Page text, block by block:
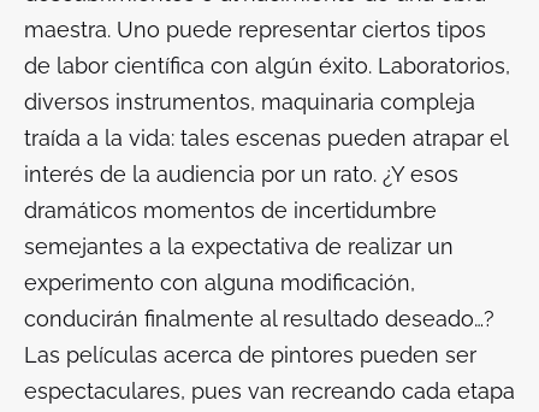
maestra. Uno puede representar ciertos tipos
de labor científica con algún éxito. Laboratorios,
diversos instrumentos, maquinaria compleja
traída a la vida: tales escenas pueden atrapar el
interés de la audiencia por un rato. ¿Y esos
dramáticos momentos de incertidumbre
semejantes a la expectativa de realizar un
experimento con alguna modificación,
conducirán finalmente al resultado deseado…?
Las películas acerca de pintores pueden ser
espectaculares, pues van recreando cada etapa